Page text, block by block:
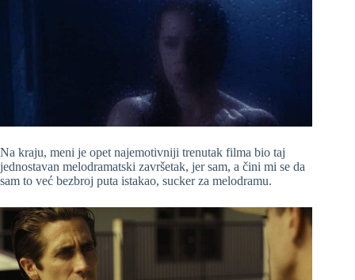
Na kraju, meni je opet najemotivniji trenutak filma bio taj
jednostavan melodramatski završetak, jer sam, a čini mi se da
sam to već bezbroj puta istakao, sucker za melodramu.